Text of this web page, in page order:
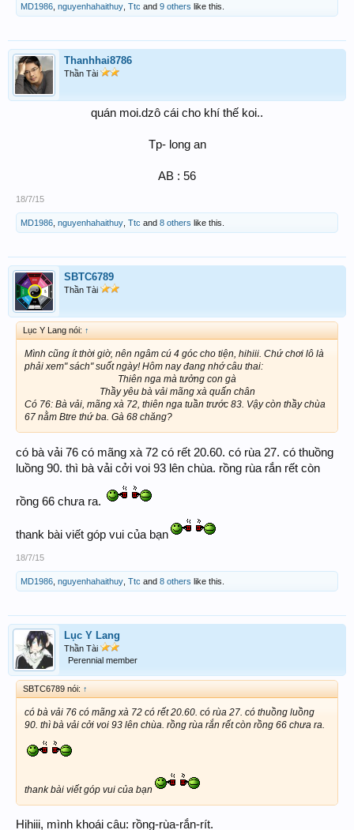
MD1986 nguyenhahaithuy Ttc and 9 others like this.
Thanhhai8786
Thần Tài
quán moi.dzô cái cho khí thế koi..
Tp- long an
AB : 56​
18/7/15
MD1986 nguyenhahaithuy Ttc and 8 others like this.
SBTC6789
Thần Tài
Lục Y Lang nói: ↑
Mình cũng ít thời giờ, nên ngâm cú 4 góc cho tiện, hihiii. Chứ chơi lô là
phải xem" sách" suốt ngày! Hôm nay đang nhớ câu thai:
Thiên nga mà tưởng con gà
Thầy yêu bà vải mãng xà quấn chân​
Có 76: Bà vải, mãng xà 72, thiên nga tuần trước 83. Vậy còn thầy chùa
67 nằm Btre thứ ba. Gà 68 chăng?
có bà vải 76 có mãng xà 72 có rết 20.60. có rùa 27. có thuồng
luồng 90. thì bà vải cởi voi 93 lên chùa. rồng rùa rắn rết còn
rồng 66 chưa ra.
thank bài viết góp vui của bạn
18/7/15
MD1986 nguyenhahaithuy Ttc and 8 others like this.
Lục Y Lang
Thần Tài
Perennial member
SBTC6789 nói: ↑
có bà vải 76 có mãng xà 72 có rết 20.60. có rùa 27. có thuồng luồng
90. thì bà vải cởi voi 93 lên chùa. rồng rùa rắn rết còn rồng 66 chưa ra.
thank bài viết góp vui của bạn
Hihiii, mình khoái câu: rồng-rùa-rắn-rít.